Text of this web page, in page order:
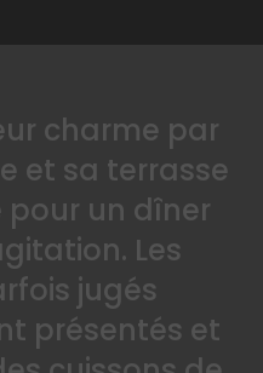
charme par
et sa terrasse
un dîner
Les
jugés
présentés et